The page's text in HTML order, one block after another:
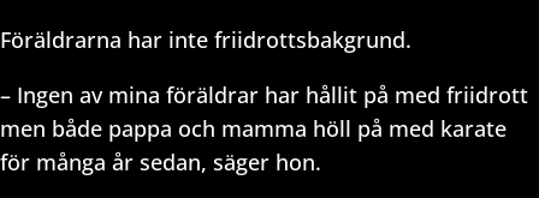
Föräldrarna har inte friidrottsbakgrund.
– Ingen av mina föräldrar har hållit på med friidrott
men både pappa och mamma höll på med karate
för många år sedan, säger hon.